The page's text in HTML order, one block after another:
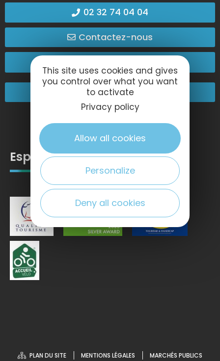
02 32 74 04 04
Contactez-nous
Nos engagements
Espace pro
PLAN DU SITE MENTIONS LÉGALES MARCHÉS PUBLICS
This site uses cookies and gives
you control over what you want
to activate
Privacy policy
Allow all cookies
Personalize
Deny all cookies